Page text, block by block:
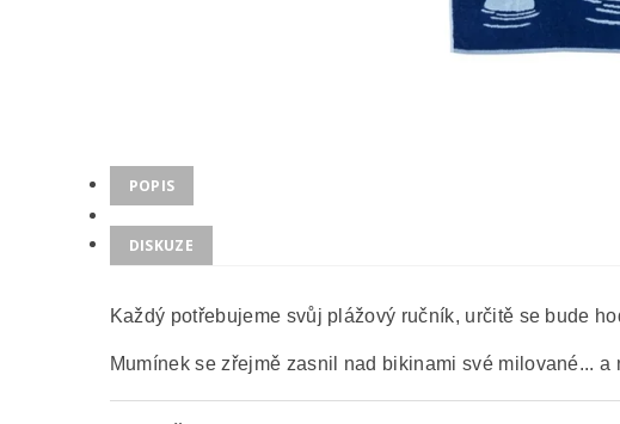
POPIS
DISKUZE
Každý potřebujeme svůj plážový ručník, určitě se bude
Mumínek se zřejmě zasnil nad bikinami své milované...